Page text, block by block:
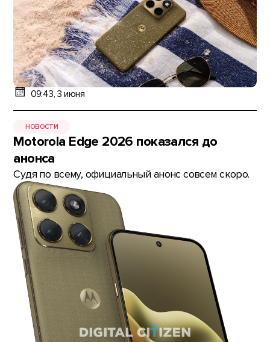
09:43, 3 июня
НОВОСТИ
Motorola Edge 2026 показался до
анонса
Cудя по всему, официальный анонс совсем скоро.